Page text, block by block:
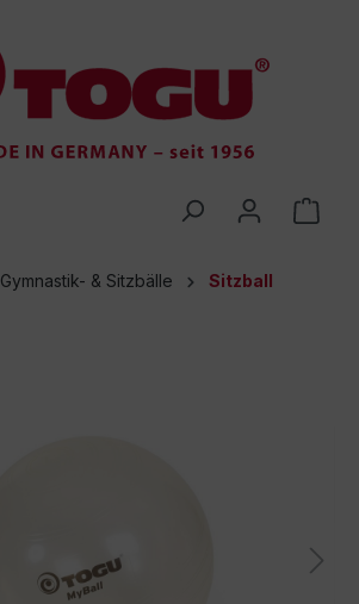
Gymnastik- & Sitzbälle Sitzball